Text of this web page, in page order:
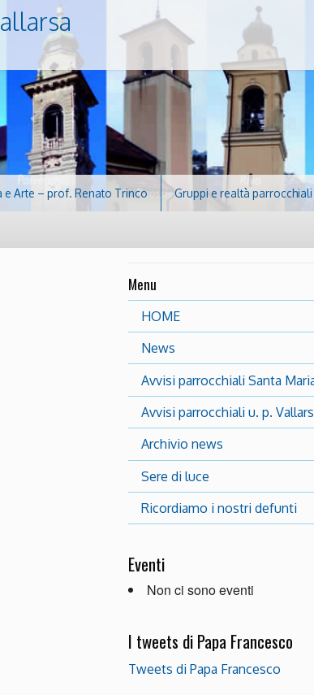
e Arte – prof. Renato Trinco Gruppi e realtà parrocchiali
Menu
HOME
News
Avvisi parrocchiali Santa
Avvisi parrocchiali u. p.
Archivio news
Sere di luce
Ricordiamo i nostri defunti
Eventi
Non ci sono eventi
I tweets di Papa Francesco
Tweets di Papa Francesco